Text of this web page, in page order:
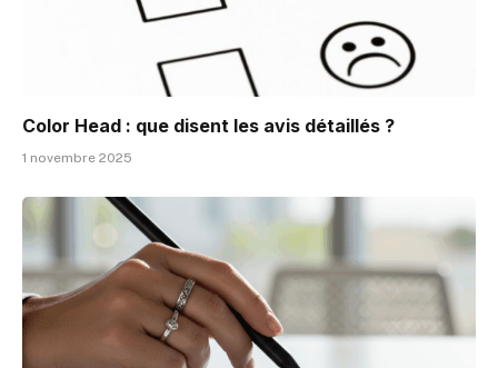
Color Head : que disent les avis détaillés ?
1 novembre 2025